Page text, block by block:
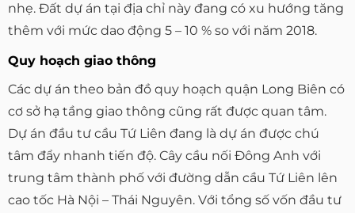
nhẹ. Đất dự án tại địa chỉ này đang có xu hướng tăng
thêm với mức dao động 5 – 10 % so với năm 2018.
Quy hoạch giao thông
Các dự án theo bản đồ quy hoạch quận Long Biên có
cơ sở hạ tầng giao thông cũng rất được quan tâm.
Dự án đầu tư cầu Tứ Liên đang là dự án được chú
tâm đẩy nhanh tiến độ. Cây cầu nối Đông Anh với
trung tâm thành phố với đường dẫn cầu Tứ Liên lên
cao tốc Hà Nội – Thái Nguyên. Với tổng số vốn đầu tư